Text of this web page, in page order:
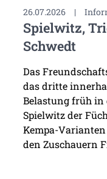
26.07.2026 |
Spielwitz,
Schwedt
Das
das dritte
Belastung früh in
Spielwitz der
Kempa-
den Zuschauern